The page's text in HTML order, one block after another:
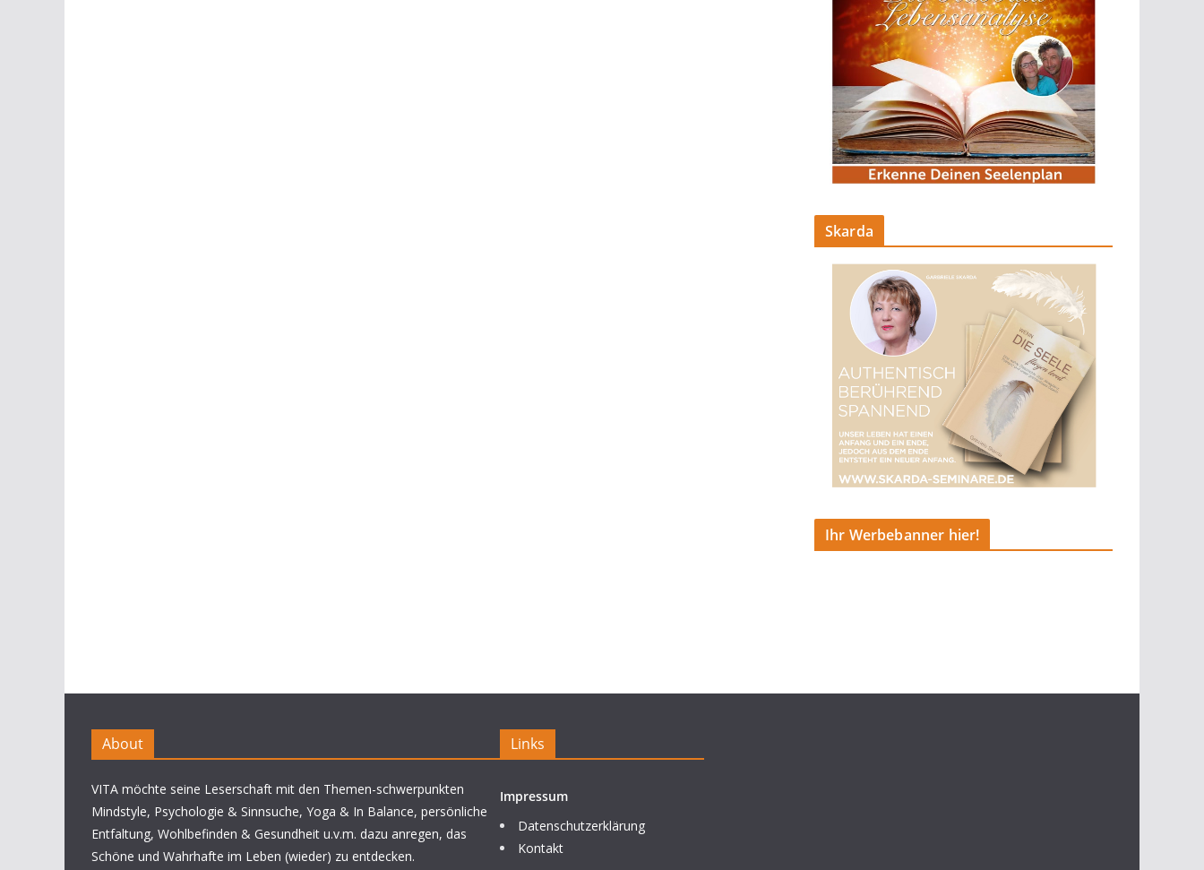
Skarda
Ihr Werbebanner hier!
About
VITA möchte seine Leserschaft mit den Themen-schwerpunkten
Mindstyle, Psychologie & Sinnsuche, Yoga & In Balance, persönliche
Entfaltung, Wohlbefinden & Gesundheit u.v.m. dazu anregen, das
Schöne und Wahrhafte im Leben (wieder) zu entdecken.
Links
Impressum
Datenschutzerklärung
Kontakt